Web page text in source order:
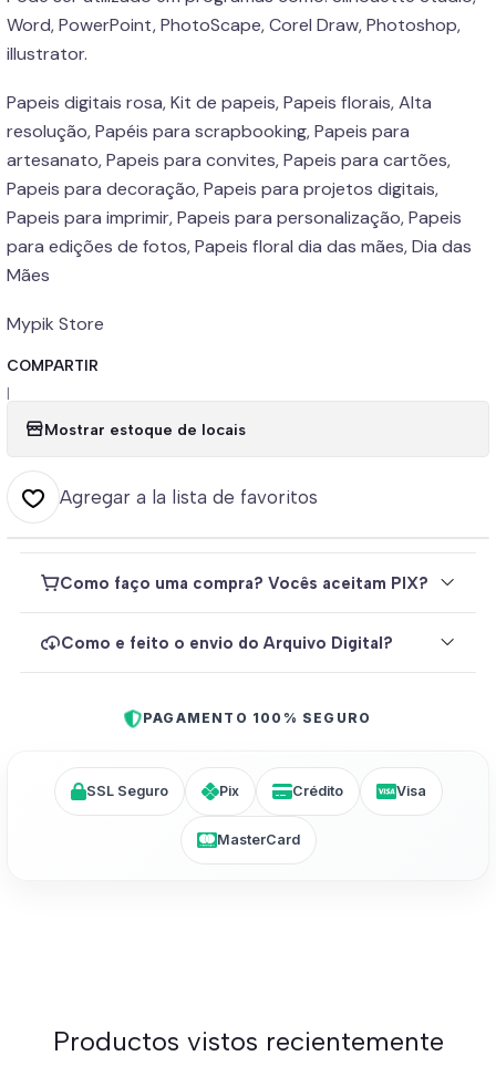
Word, PowerPoint, PhotoScape, Corel Draw, Photoshop,
illustrator.
Papeis digitais rosa, Kit de papeis, Papeis florais, Alta
resolução, Papéis para scrapbooking, Papeis para
artesanato, Papeis para convites, Papeis para cartões,
Papeis para decoração, Papeis para projetos digitais,
Papeis para imprimir, Papeis para personalização, Papeis
para edições de fotos, Papeis floral dia das mães, Dia das
Mães
Mypik Store
COMPARTIR
|
Mostrar estoque de locais
Agregar a la lista de favoritos
Como faço uma compra? Vocês aceitam PIX?
Como e feito o envio do Arquivo Digital?
PAGAMENTO 100% SEGURO
SSL Seguro Pix Crédito Visa
MasterCard
Productos vistos recientemente